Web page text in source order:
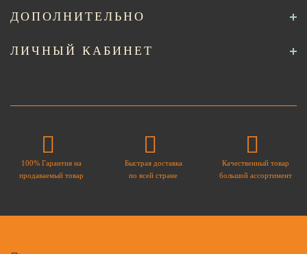
ДОПОЛНИТЕЛЬНО
ЛИЧНЫЙ КАБИНЕТ
100% Гарантия на
продаваемый товар
Быстрая доставка
по всей стране
Качественный товар
большой ассортимент